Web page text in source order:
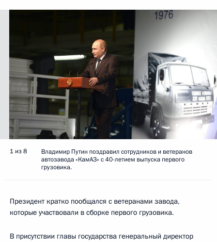
1 из 8
Владимир Путин поздравил сотрудников и ветеранов
автозавода «КамАЗ» с 40-летием выпуска первого
грузовика.
Президент кратко пообщался с ветеранами завода,
которые участвовали в сборке первого грузовика.
В присутствии главы государства генеральный директор